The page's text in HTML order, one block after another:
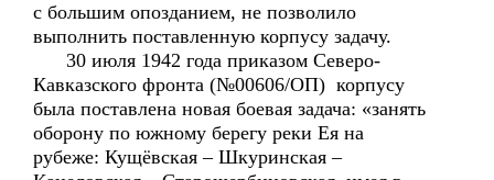
с большим опозданием, не позволило
выполнить поставленную корпусу задачу.
30 июля 1942 года приказом Северо-
Кавказского фронта (№00606/ОП) корпусу
была поставлена новая боевая задача: «занять
оборону по южному берегу реки Ея на
рубеже: Кущёвская – Шкуринская –